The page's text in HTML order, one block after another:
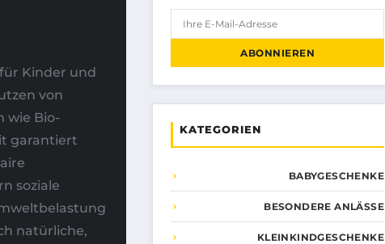
Kinder und
von
wie Bio-
garantiert
soziale
natürliche,
ABONNIEREN
KATEGORIEN
BABYGESCHENKE
BESONDERE ANLÄSSE
KLEINKINDGESCHENKE